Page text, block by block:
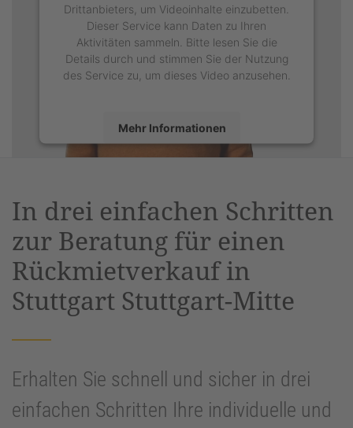
Drittanbieters, um Videoinhalte einzubetten.
Dieser Service kann Daten zu Ihren
Aktivitäten sammeln. Bitte lesen Sie die
Details durch und stimmen Sie der Nutzung
des Service zu, um dieses Video anzusehen.
Mehr Informationen
Management Platform&eRecht24
In drei einfachen Schritten
zur Beratung für einen
Rückmietverkauf in
Stuttgart Stuttgart-Mitte
Erhalten Sie schnell und sicher in drei
einfachen Schritten Ihre individuelle und